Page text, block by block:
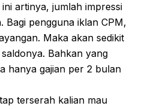
artinya, jumlah impressi
Bagi pengguna iklan CPM,
Maka akan sedikit
Bahkan yang
hanya gajian per 2 bulan
terserah kalian mau